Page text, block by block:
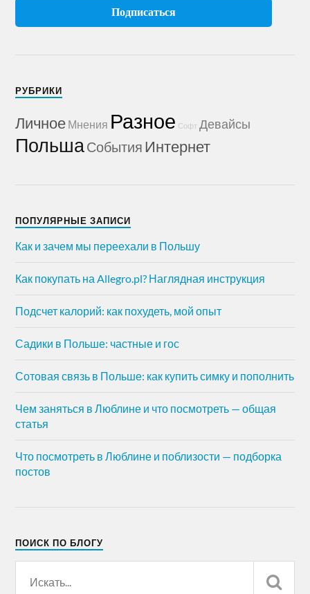
РУБРИКИ
Личное Мнения Разное Софт Девайсы
ПольшаСобытия Интернет
ПОПУЛЯРНЫЕ ЗАПИСИ
Как и зачем мы переехали в Польшу
Как покупать на Allegro.pl? Наглядная инструкция
Подсчет калорий: как похудеть, мой опыт
Садики в Польше: частные и гос
Сотовая связь в Польше: как купить симку и пополнить
Чем заняться в Люблине и что посмотреть — общая
статья
Что посмотреть в Люблине и поблизости — подборка
постов
ПОИСК ПО БЛОГУ